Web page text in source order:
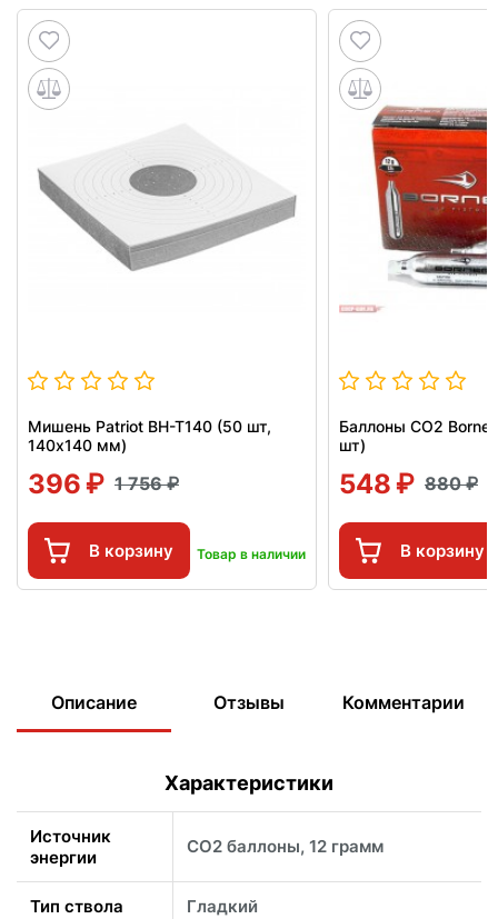
Мишень Patriot BH-T140 (50 шт,
140x140 мм)
396 1 756
В корзину Товар в наличии
Баллоны СО2
шт)
548 880
В корзину
Описание Отзывы Комментарии
Характеристики
Источник
энергии
CO2 баллоны, 12 грамм
Тип ствола Гладкий